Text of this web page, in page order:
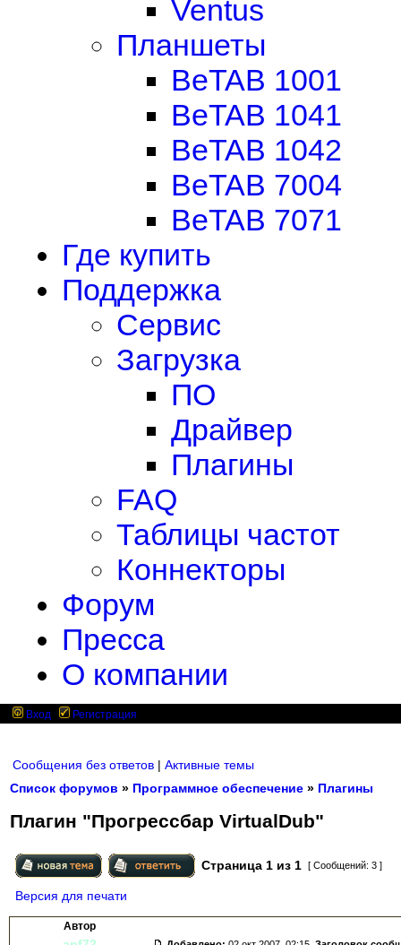
Ventus
Планшеты
BeTAB 1001
BeTAB 1041
BeTAB 1042
BeTAB 7004
BeTAB 7071
Где купить
Поддержка
Сервис
Загрузка
ПО
Драйвер
Плагины
FAQ
Таблицы частот
Коннекторы
Форум
Пресса
О компании
Вход Регистрация
Сообщения без ответов | Активные темы
Список форумов » Программное обеспечение » Плагины
Плагин "Прогрессбар VirtualDub"
Страница 1 из 1 [ Сообщений: 3 ]
Версия для печати
Автор